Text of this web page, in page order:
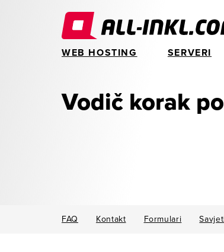
WEB HOSTING SERVERI
Vodič korak
FAQ Kontakt Formulari